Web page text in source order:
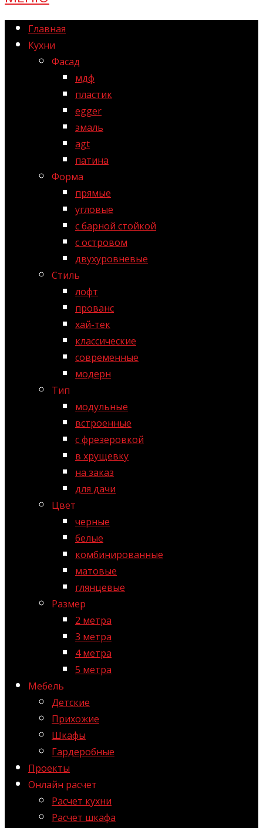
Главная
Кухни
Фасад
мдф
пластик
egger
эмаль
agt
патина
Форма
прямые
угловые
с барной стойкой
с островом
двухуровневые
Стиль
лофт
прованс
хай-тек
классические
современные
модерн
Тип
модульные
встроенные
с фрезеровкой
в хрущевку
на заказ
для дачи
Цвет
черные
белые
комбинированные
матовые
глянцевые
Размер
2 метра
3 метра
4 метра
5 метра
Мебель
Детские
Прихожие
Шкафы
Гардеробные
Проекты
Онлайн расчет
Расчет кухни
Расчет шкафа